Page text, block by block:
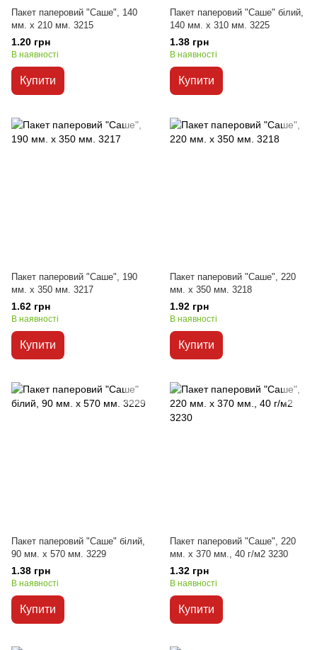
Пакет паперовий "Саше", 140
мм. х 210 мм. 3215
1.20 грн
В наявності
Купити
Пакет паперовий "Саше" білий,
140 мм. х 310 мм. 3225
1.38 грн
В наявності
Купити
Пакет паперовий "Саше", 190
мм. х 350 мм. 3217
1.62 грн
В наявності
Купити
Пакет паперовий "Саше", 220
мм. х 350 мм. 3218
1.92 грн
В наявності
Купити
Пакет паперовий "Саше" білий,
90 мм. х 570 мм. 3229
1.38 грн
В наявності
Купити
Пакет паперовий "Саше", 220
мм. х 370 мм., 40 г/м2 3230
1.32 грн
В наявності
Купити